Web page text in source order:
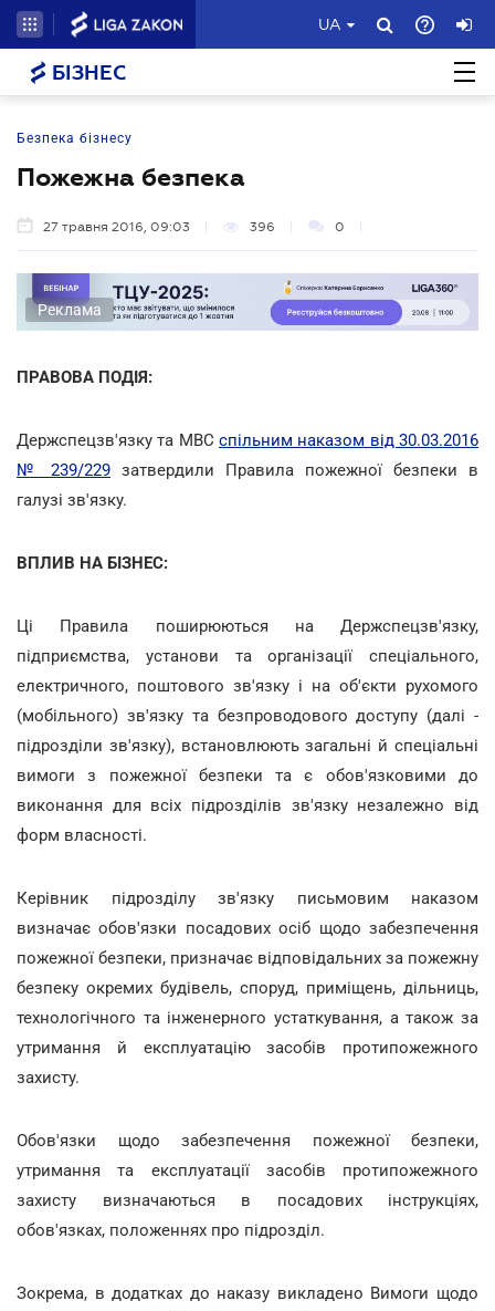
UA
БІЗНЕС
Безпека бізнесу
Пожежна безпека
27 травня 2016, 09:03 396 0
Реклама
ПРАВОВА ПОДІЯ:
Держспецзв'язку та МВС спільним наказом від 30.03.2016
№ 239/229 затвердили Правила пожежної безпеки в
галузі зв'язку.
ВПЛИВ НА БІЗНЕС:
Ці Правила поширюються на Держспецзв'язку,
підприємства, установи та організації спеціального,
електричного, поштового зв'язку і на об'єкти рухомого
(мобільного) зв'язку та безпроводового доступу (далі -
підрозділи зв'язку), встановлюють загальні й спеціальні
вимоги з пожежної безпеки та є обов'язковими до
виконання для всіх підрозділів зв'язку незалежно від
форм власності.
Керівник підрозділу зв'язку письмовим наказом
визначає обов'язки посадових осіб щодо забезпечення
пожежної безпеки, призначає відповідальних за пожежну
безпеку окремих будівель, споруд, приміщень, дільниць,
технологічного та інженерного устаткування, а також за
утримання й експлуатацію засобів протипожежного
захисту.
Обов'язки щодо забезпечення пожежної безпеки,
утримання та експлуатації засобів протипожежного
захисту визначаються в посадових інструкціях,
обов'язках, положеннях про підрозділ.
Зокрема, в додатках до наказу викладено Вимоги щодо